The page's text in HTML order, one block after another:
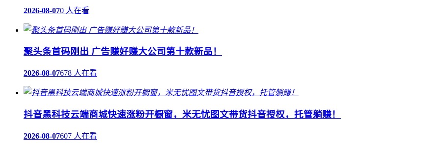
2026-08-070 人在看
聚头条首码刚出 广告赚好赚大公司第十款新品！
2026-08-07678 人在看
抖音黑科技云端商城快速涨粉开橱窗，米无忧图文带货抖音授权，托管躺赚！
2026-08-07607 人在看